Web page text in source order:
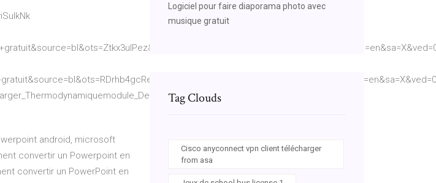
android, microsoft
convertir un Powerpoint en
convertir un PowerPoint en
Logiciel pour faire diaporama photo avec
musique gratuit
Tag Clouds
Cisco anyconnect vpn client télécharger
from asa